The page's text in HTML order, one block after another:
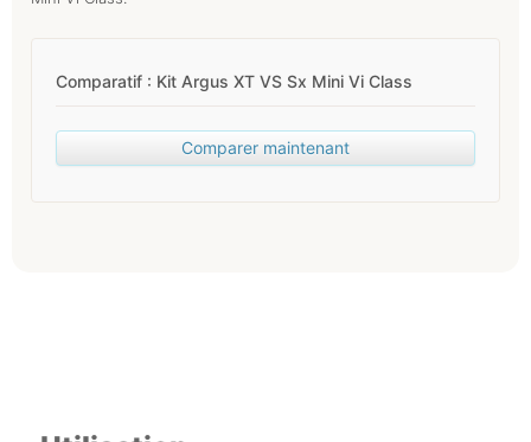
Comparatif : Kit Argus XT VS Sx Mini Vi Class
Comparer maintenant